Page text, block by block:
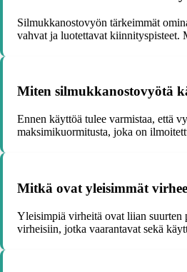
Silmukkanostovyön tärkeimmät
vahvat ja luotettavat kiinnityspisteet.
Miten silmukkanostovyötä
Ennen käyttöä tulee varmistaa, että
maksimikuormitusta, joka on
Mitkä ovat yleisimmät
Yleisimpiä virheitä ovat liian suurten
virheisiin, jotka vaarantavat sekä